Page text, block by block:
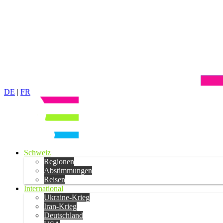
DE | FR
Schweiz
Regionen
Abstimmungen
Reisen
International
Ukraine-Krieg
Iran-Krieg
Deutschland